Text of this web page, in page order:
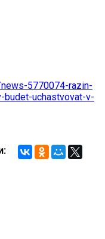
5770074-razin-
uchastvovat-v-